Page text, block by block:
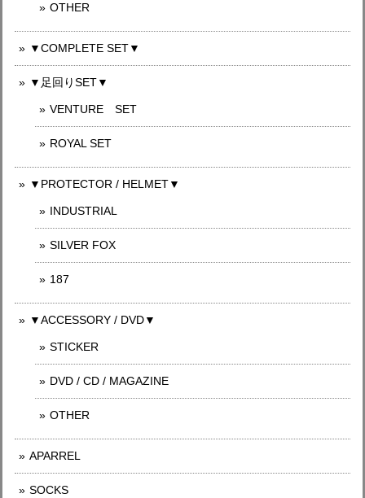
OTHER
▼COMPLETE SET▼
▼足回りSET▼
VENTURE SET
ROYAL SET
▼PROTECTOR / HELMET▼
INDUSTRIAL
SILVER FOX
187
▼ACCESSORY / DVD▼
STICKER
DVD / CD / MAGAZINE
OTHER
APARREL
SOCKS